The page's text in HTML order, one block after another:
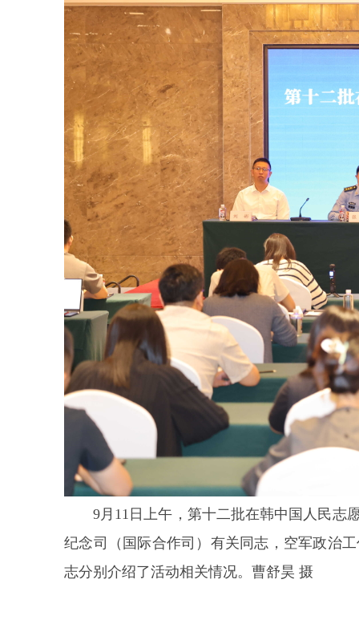
9月11日上午，第十二批在韩中国人民志
纪念司（国际合作司）有关同志，空军政治
志分别介绍了活动相关情况。曹舒昊 摄